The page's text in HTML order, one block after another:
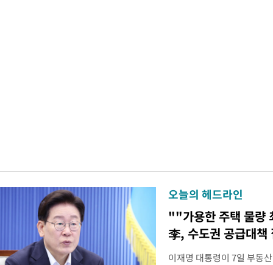
오늘의 헤드라인
""가용한 주택 물량
李, 수도권 공급대책
이재명 대통령이 7일 부동